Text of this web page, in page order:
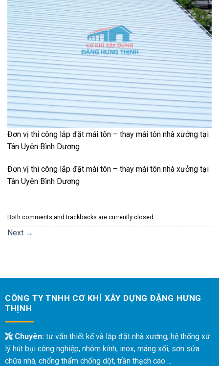
Đơn vị thi công lắp đặt mái tôn – thay mái tôn nhà xưởng tại
Tân Uyên Bình Dương
Đơn vị thi công lắp đặt mái tôn – thay mái tôn nhà xưởng tại
Tân Uyên Bình Dương
Both comments and trackbacks are currently closed.
Next →
CÔNG TY TNHH CƠ KHÍ XÂY DỰNG ĐẶNG HƯNG
THỊNH
Chuyên:tư vấn thiết kế và lắp đặt nhà xưởng, hệ thống xử
lý hút bụi công nghiệp, nhôm kính, inox, máng xối, sơn sửa
chữa nhà, chống thấm chống dột, trần thạch cao ...